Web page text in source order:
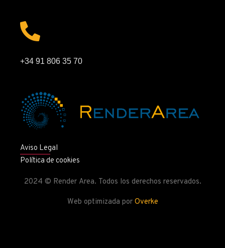
+34 91 806 35 70
Aviso Legal
Política de cookies
2024 © Render Area. Todos los derechos reservados.
Web optimizada por Overke